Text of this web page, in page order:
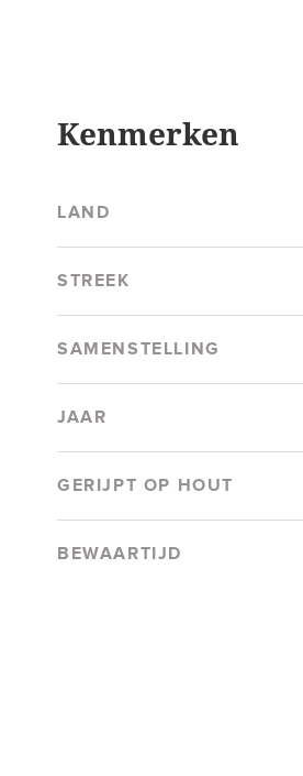
Kenmerken
LAND
STREEK
SAMENSTELLING
JAAR
GERIJPT OP HOUT
BEWAARTIJD